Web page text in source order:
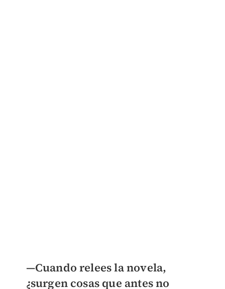
—Cuando relees la novela,
¿surgen cosas que antes no